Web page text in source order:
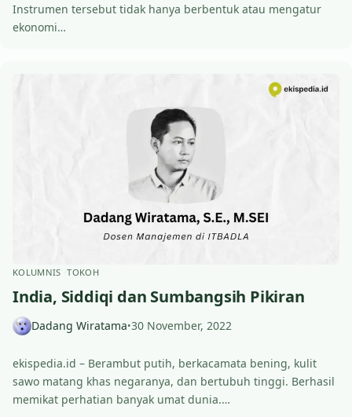
Instrumen tersebut tidak hanya berbentuk atau mengatur
ekonomi…
KOLUMNIS TOKOH
India, Siddiqi dan Sumbangsih Pikiran
Dadang Wiratama•30 November, 2022
ekispedia.id – Berambut putih, berkacamata bening, kulit
sawo matang khas negaranya, dan bertubuh tinggi. Berhasil
memikat perhatian banyak umat dunia.…